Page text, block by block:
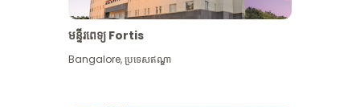
មន្ទីរពេទ្យ Fortis
Bangalore,ប្រទេសឥណ្ឌា